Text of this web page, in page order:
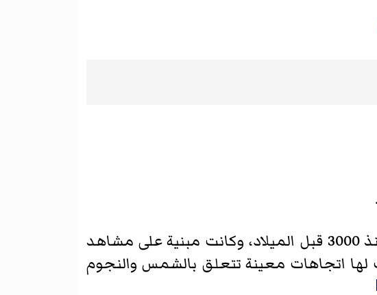
لها اتجاهات معينة تتعلق بالشمس والنجوم